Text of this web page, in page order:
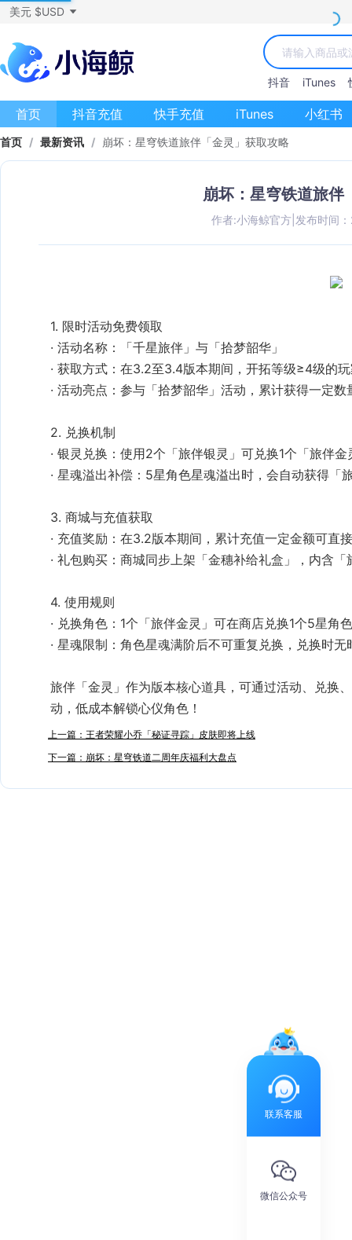
美元 $USD
抖音 iTunes
首页 抖音充值 快手充值 iTunes 小红书
首页 / 最新资讯 / 崩坏：星穹铁道旅伴「金灵」获取攻略
崩坏：星穹铁道旅伴
作者:小海鲸官方 发布时间
活动名称 ‌：「千星旅伴」与「拾梦韶华」
获取方式
活动亮点
银灵兑换
星魂溢出补偿
充值奖励
礼包购买
兑换角色
星魂限制
旅伴「金灵」作为版本核心道具，可通过活动、兑换
动，低成本解锁心仪角色！
上一篇：王者荣耀小乔「秘证寻踪」皮肤即将上线
下一篇：崩坏：星穹铁道二周年庆福利大盘点
联系客服
微信公众号